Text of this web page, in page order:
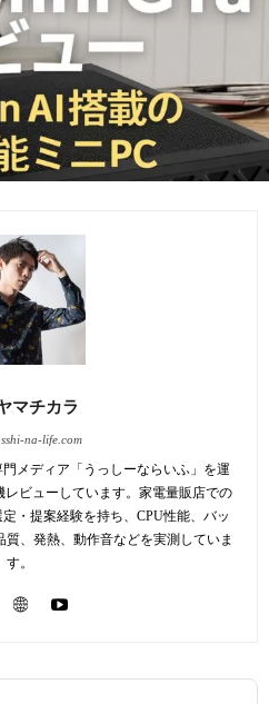
マチカラ
na-life.com
メディア「うっしーならいふ」を運
レビューしています。家電量販店での
・提案経験を持ち、CPU性能、バッ
、発熱、動作音などを実測していま
す。